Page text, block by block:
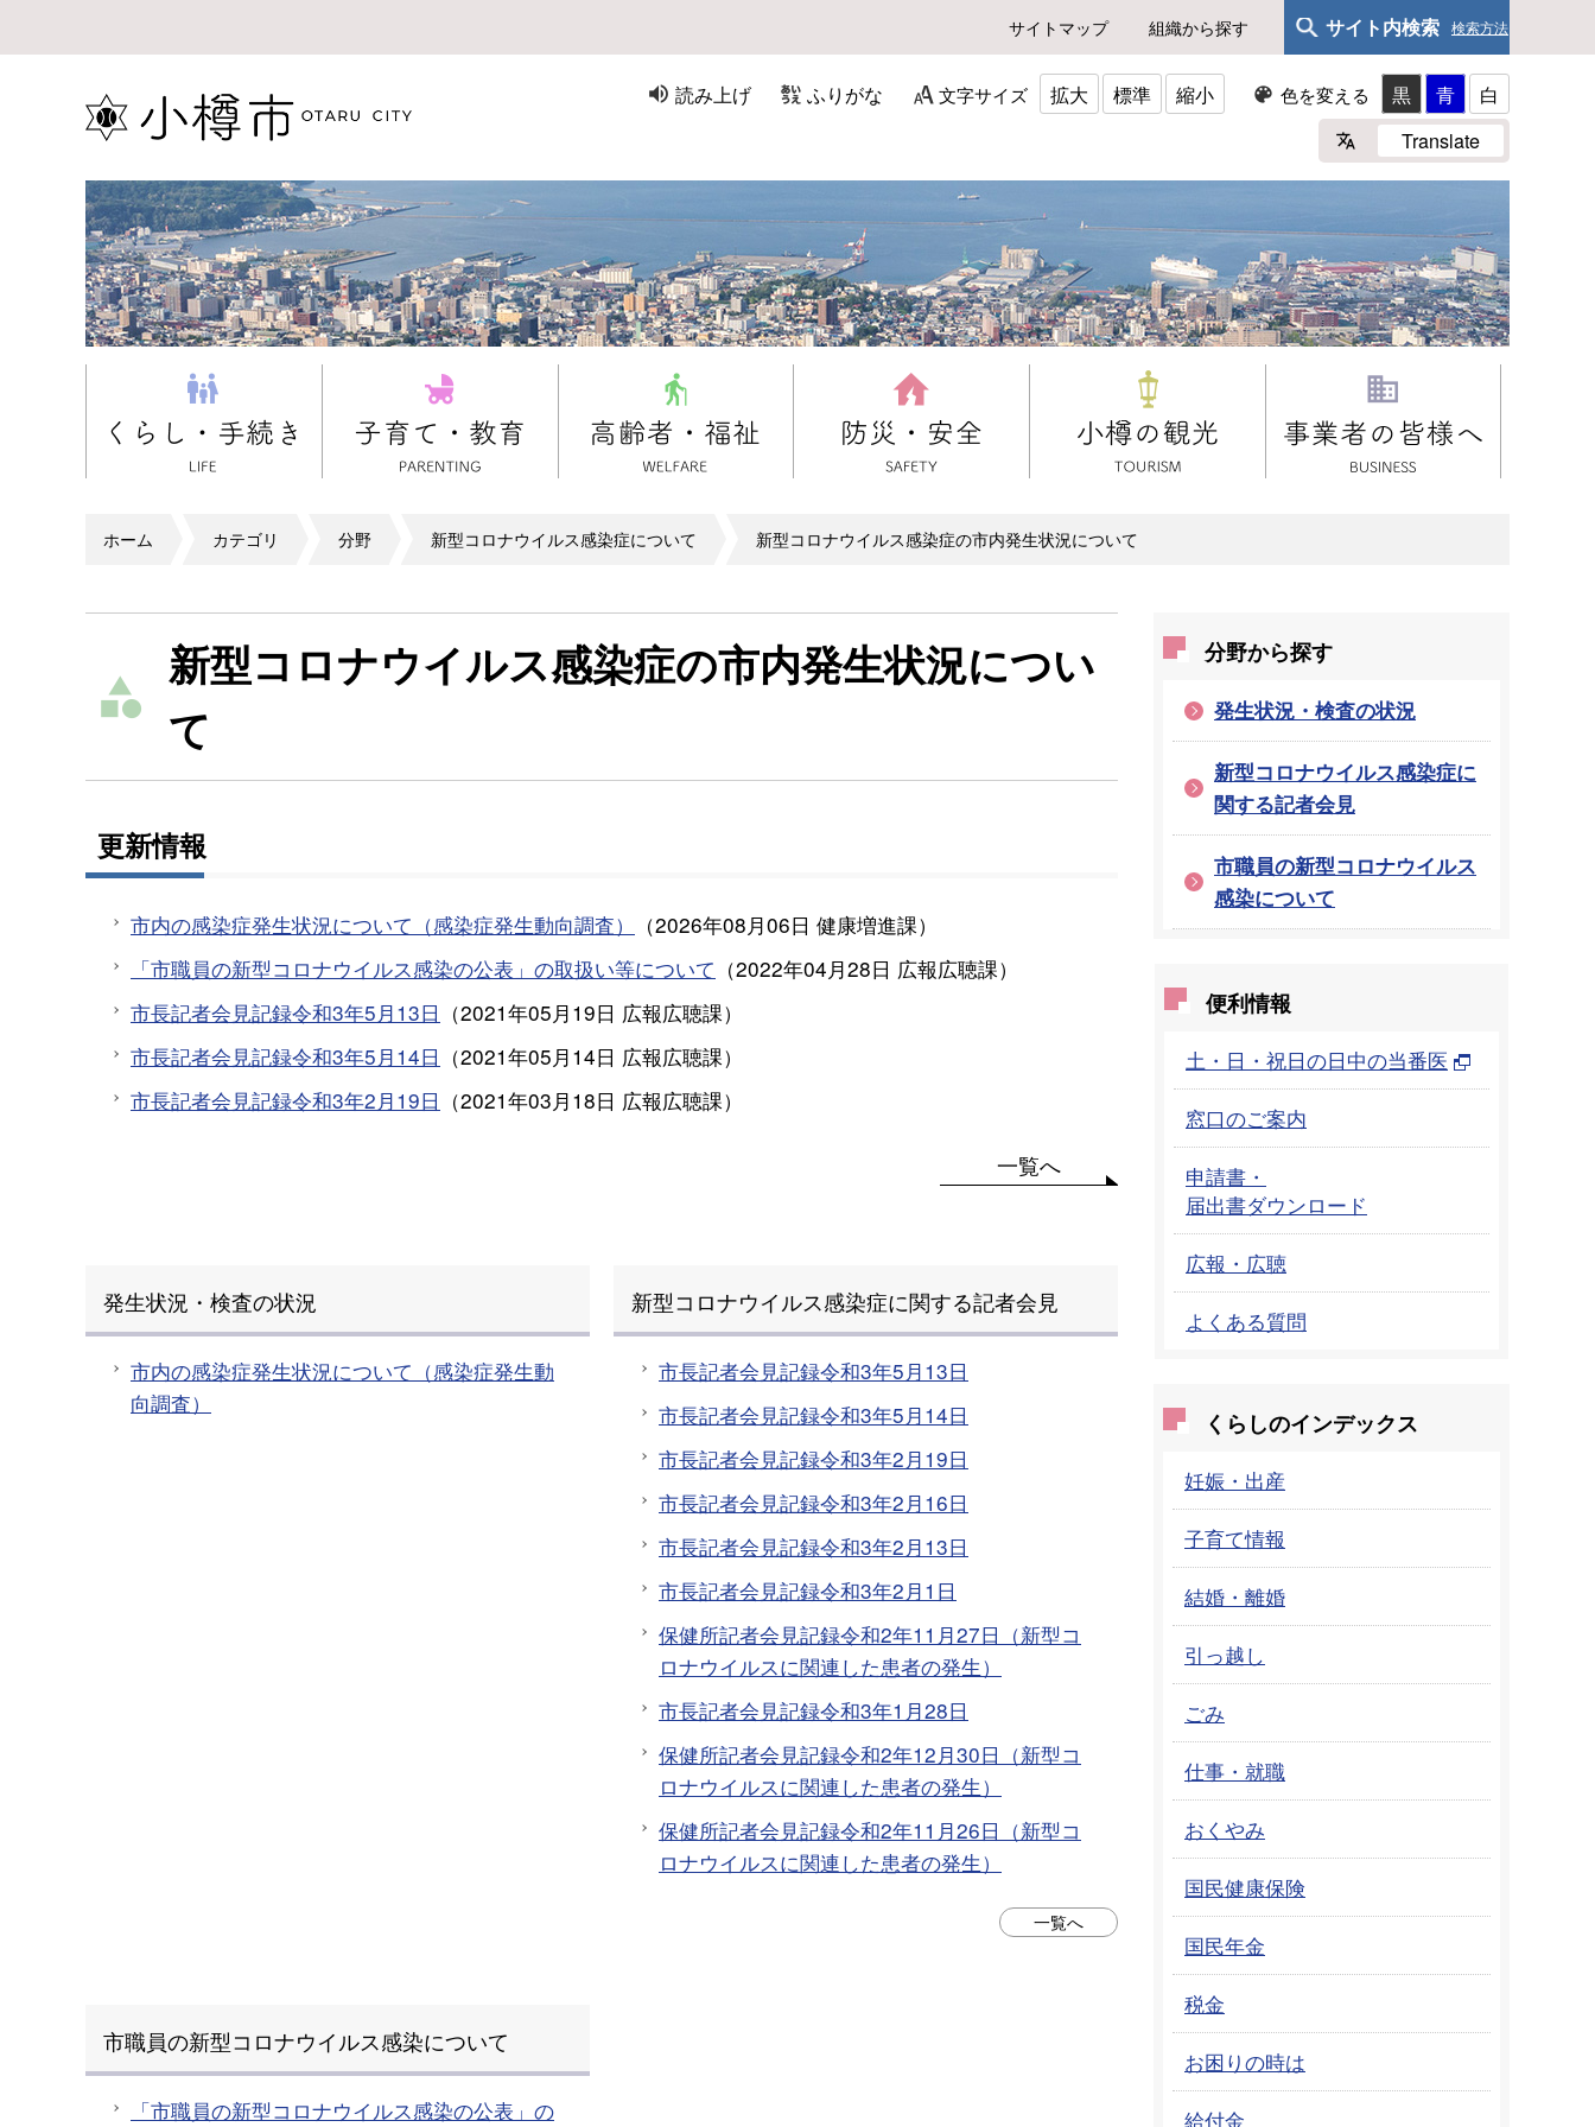
サイトマップ 組織から探す サイト内検索 検索方法
読み上げ ふりがな 文字サイズ 拡大 標準 縮小 色を変える 黒 青
白
Translate
ホーム カテゴリ 分野 新型コロナウイルス感染症について 新型コロナウイルス感染症の市内発生状況について
新型コロナウイルス感染症の市内発生状況につい
て
更新情報
市内の感染症発生状況について（感染症発生動向調査） （2026年08月06日 健康増進課）
「市職員の新型コロナウイルス感染の公表」の取扱い等について （2022年04月28日 広報広聴課）
市長記者会見記録令和3年5月13日 （2021年05月19日 広報広聴課）
市長記者会見記録令和3年5月14日 （2021年05月14日 広報広聴課）
市長記者会見記録令和3年2月19日 （2021年03月18日 広報広聴課）
一覧へ
発生状況・検査の状況
市内の感染症発生状況について（感染症発生動
向調査）
新型コロナウイルス感染症に関する記者会見
市長記者会見記録令和3年5月13日
市長記者会見記録令和3年5月14日
市長記者会見記録令和3年2月19日
市長記者会見記録令和3年2月16日
市長記者会見記録令和3年2月13日
市長記者会見記録令和3年2月1日
保健所記者会見記録令和2年11月27日（新型コ
ロナウイルスに関連した患者の発生）
市長記者会見記録令和3年1月28日
保健所記者会見記録令和2年12月30日（新型コ
ロナウイルスに関連した患者の発生）
保健所記者会見記録令和2年11月26日（新型コ
ロナウイルスに関連した患者の発生）
一覧へ
市職員の新型コロナウイルス感染について
「市職員の新型コロナウイルス感染の公表」の
分野から探す
発生状況・検査の状況
新型コロナウイルス感染症に
関する記者会見
市職員の新型コロナウイルス
感染について
便利情報
土・日・祝日の日中の当番医
窓口のご案内
申請書・
届出書ダウンロード
広報・広聴
よくある質問
くらしのインデックス
妊娠・出産
子育て情報
結婚・離婚
引っ越し
ごみ
仕事・就職
おくやみ
国民健康保険
国民年金
税金
お困りの時は
給付金